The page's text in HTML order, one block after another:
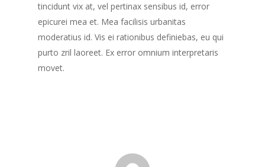
tincidunt vix at, vel pertinax sensibus id, error
epicurei mea et. Mea facilisis urbanitas
moderatius id. Vis ei rationibus definiebas, eu qui
purto zril laoreet. Ex error omnium interpretaris
movet.